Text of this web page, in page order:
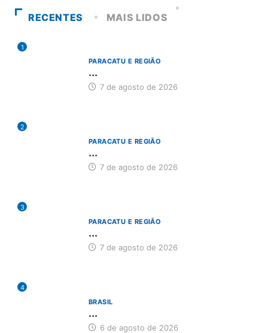
RECENTES MAIS LIDOS
1
PARACATU E REGIÃO
...
7 de agosto de 2026
2
PARACATU E REGIÃO
...
7 de agosto de 2026
3
PARACATU E REGIÃO
...
7 de agosto de 2026
4
BRASIL
...
6 de agosto de 2026